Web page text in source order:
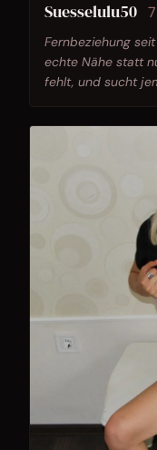
Suesselulu50
Fernbeziehung
echte Nähe statt
fehlt, und sucht